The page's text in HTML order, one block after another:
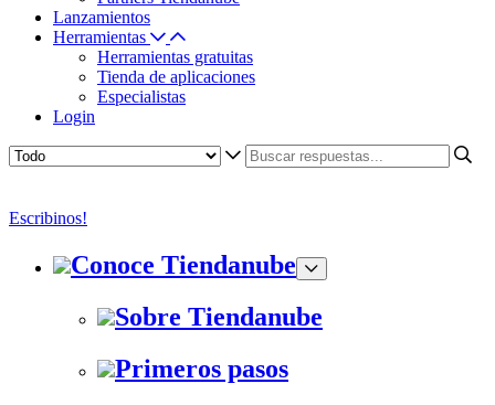
Lanzamientos
Herramientas
Herramientas gratuitas
Tienda de aplicaciones
Especialistas
Login
Escribinos!
Conoce Tiendanube
Sobre Tiendanube
Primeros pasos